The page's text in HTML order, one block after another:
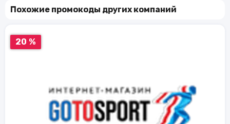
Похожие промокоды других компаний
20 %